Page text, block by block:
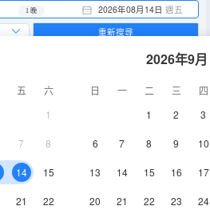
2026年08月14日 週五
1 晚
五
六
1
7 8
14 15
21 22
2026年9月
日 一 二 三
四
1
2 3
6 7 8 9 10
13 14 15 16 17
20 21 22 23 24
重新搜尋
38-45㎡ 空調
電視機